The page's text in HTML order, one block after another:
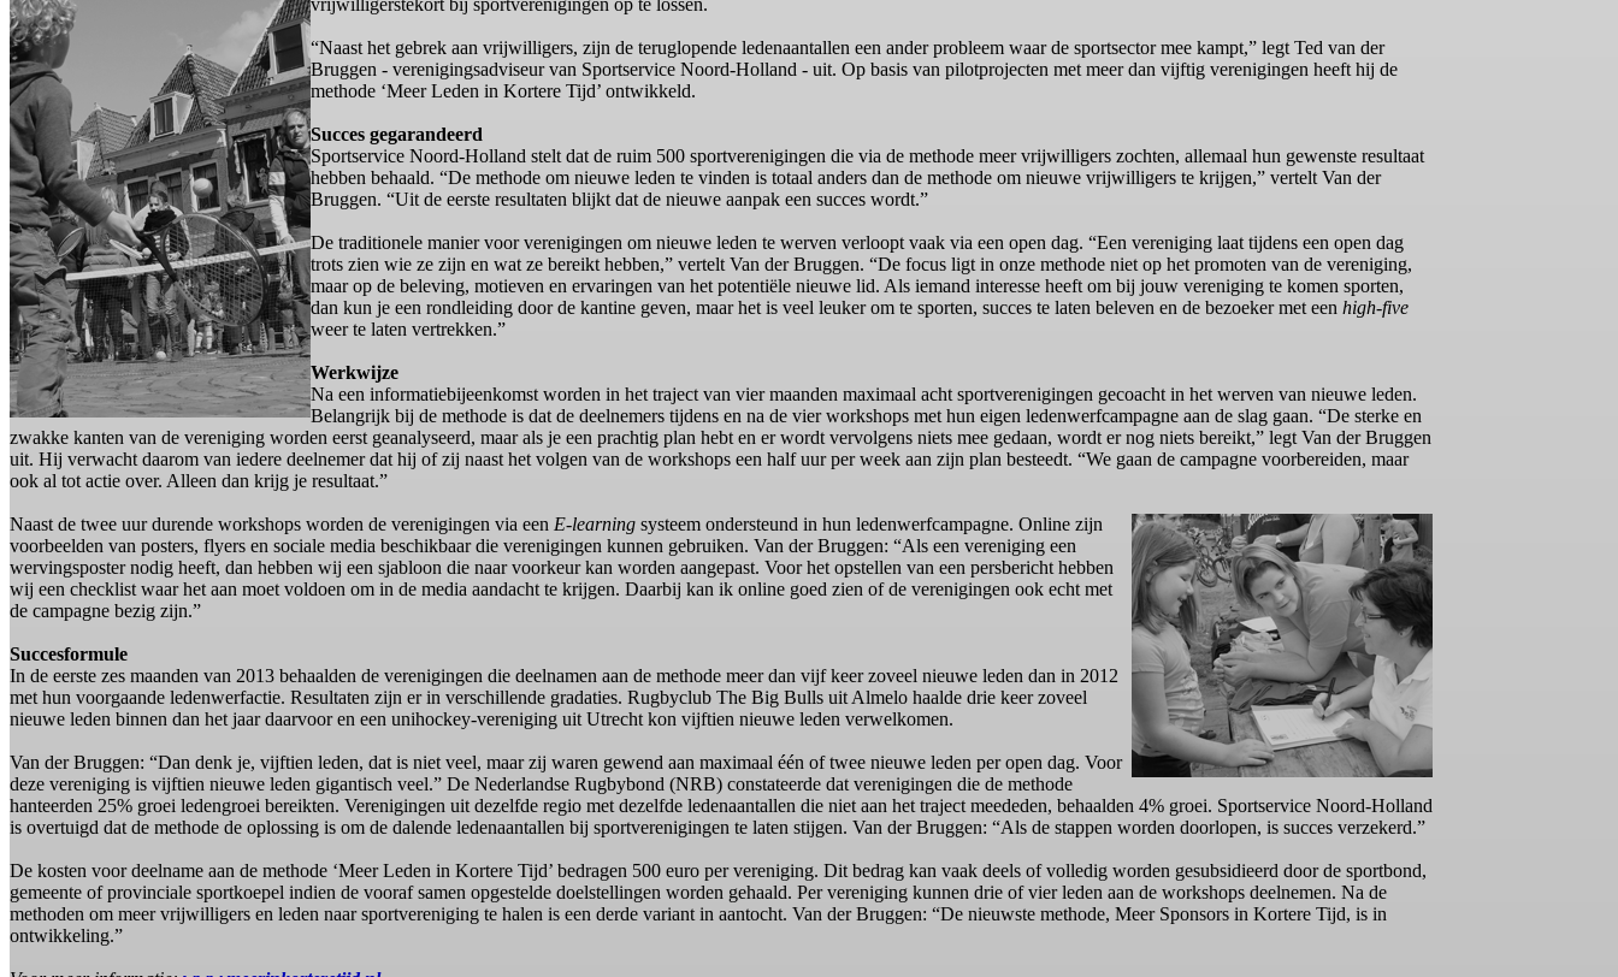
“Naast het gebrek aan vrijwilligers, zijn de teruglopende ledenaantallen een ander probleem waar de sportsector mee kampt,” legt Ted van der
Bruggen - verenigingsadviseur van Sportservice Noord-Holland - uit. Op basis van pilotprojecten met meer dan vijftig verenigingen heeft hij de
methode ‘Meer Leden in Kortere Tijd’ ontwikkeld.
Succes gegarandeerd
Sportservice Noord-Holland stelt dat de ruim 500 sportverenigingen die via de methode meer vrijwilligers zochten, allemaal hun gewenste resultaat
hebben behaald. “De methode om nieuwe leden te vinden is totaal anders dan de methode om nieuwe vrijwilligers te krijgen,” vertelt Van der
Bruggen. “Uit de eerste resultaten blijkt dat de nieuwe aanpak een succes wordt.”
De traditionele manier voor verenigingen om nieuwe leden te werven verloopt vaak via een open dag. “Een vereniging laat tijdens een open dag
trots zien wie ze zijn en wat ze bereikt hebben,” vertelt Van der Bruggen. “De focus ligt in onze methode niet op het promoten van de vereniging,
maar op de beleving, motieven en ervaringen van het potentiële nieuwe lid. Als iemand interesse heeft om bij jouw vereniging te komen sporten,
dan kun je een rondleiding door de kantine geven, maar het is veel leuker om te sporten, succes te laten beleven en de bezoeker met een high-five
weer te laten vertrekken.”
Werkwijze
Na een informatiebijeenkomst worden in het traject van vier maanden maximaal acht sportverenigingen gecoacht in het werven van nieuwe leden.
Belangrijk bij de methode is dat de deelnemers tijdens en na de vier workshops met hun eigen ledenwerfcampagne aan de slag gaan. “De sterke en
zwakke kanten van de vereniging worden eerst geanalyseerd, maar als je een prachtig plan hebt en er wordt vervolgens niets mee gedaan, wordt er nog niets bereikt,” legt Van der Bruggen
uit. Hij verwacht daarom van iedere deelnemer dat hij of zij naast het volgen van de workshops een half uur per week aan zijn plan besteedt. “We gaan de campagne voorbereiden, maar
ook al tot actie over. Alleen dan krijg je resultaat.”
Naast de twee uur durende workshops worden de verenigingen via een E-learning systeem ondersteund in hun ledenwerfcampagne. Online zijn
voorbeelden van posters, flyers en sociale media beschikbaar die verenigingen kunnen gebruiken. Van der Bruggen: “Als een vereniging een
wervingsposter nodig heeft, dan hebben wij een sjabloon die naar voorkeur kan worden aangepast. Voor het opstellen van een persbericht hebben
wij een checklist waar het aan moet voldoen om in de media aandacht te krijgen. Daarbij kan ik online goed zien of de verenigingen ook echt met
de campagne bezig zijn.”
Succesformule
In de eerste zes maanden van 2013 behaalden de verenigingen die deelnamen aan de methode meer dan vijf keer zoveel nieuwe leden dan in 2012
met hun voorgaande ledenwerfactie. Resultaten zijn er in verschillende gradaties. Rugbyclub The Big Bulls uit Almelo haalde drie keer zoveel
nieuwe leden binnen dan het jaar daarvoor en een unihockey-vereniging uit Utrecht kon vijftien nieuwe leden verwelkomen.
Van der Bruggen: “Dan denk je, vijftien leden, dat is niet veel, maar zij waren gewend aan maximaal één of twee nieuwe leden per open dag. Voor
deze vereniging is vijftien nieuwe leden gigantisch veel.” De Nederlandse Rugbybond (NRB) constateerde dat verenigingen die de methode
hanteerden 25% groei ledengroei bereikten. Verenigingen uit dezelfde regio met dezelfde ledenaantallen die niet aan het traject meededen, behaalden 4% groei. Sportservice Noord-Holland
is overtuigd dat de methode de oplossing is om de dalende ledenaantallen bij sportverenigingen te laten stijgen. Van der Bruggen: “Als de stappen worden doorlopen, is succes verzekerd.”
De kosten voor deelname aan de methode ‘Meer Leden in Kortere Tijd’ bedragen 500 euro per vereniging. Dit bedrag kan vaak deels of volledig worden gesubsidieerd door de sportbond,
gemeente of provinciale sportkoepel indien de vooraf samen opgestelde doelstellingen worden gehaald. Per vereniging kunnen drie of vier leden aan de workshops deelnemen. Na de
methoden om meer vrijwilligers en leden naar sportvereniging te halen is een derde variant in aantocht. Van der Bruggen: “De nieuwste methode, Meer Sponsors in Kortere Tijd, is in
ontwikkeling.”